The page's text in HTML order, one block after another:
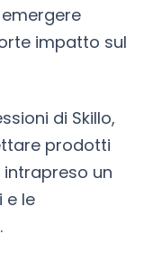
impatto sul
di Skillo,
prodotti
un
e le